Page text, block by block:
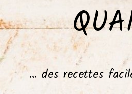
… des recettes